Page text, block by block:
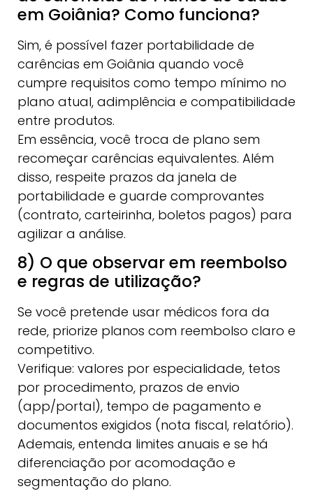
em Goiânia? Como funciona?
Sim, é possível fazer portabilidade de
carências em Goiânia quando você
cumpre requisitos como tempo mínimo no
plano atual, adimplência e compatibilidade
entre produtos.
Em essência, você troca de plano sem
recomeçar carências equivalentes. Além
disso, respeite prazos da janela de
portabilidade e guarde comprovantes
(contrato, carteirinha, boletos pagos) para
agilizar a análise.
8) O que observar em reembolso
e regras de utilização?
Se você pretende usar médicos fora da
rede, priorize planos com reembolso claro e
competitivo.
Verifique: valores por especialidade, tetos
por procedimento, prazos de envio
(app/portal), tempo de pagamento e
documentos exigidos (nota fiscal, relatório).
Ademais, entenda limites anuais e se há
diferenciação por acomodação e
segmentação do plano.